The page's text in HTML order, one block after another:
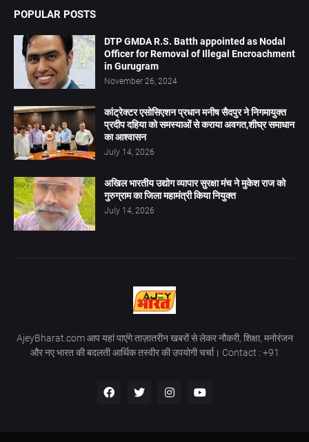
POPULAR POSTS
DTP GMDA R.S. Batth appointed as Nodal
Officer for Removal of Illegal Encroachment
in Gurugram
November 26, 2024
कांट्रेक्टर एसोसिएशन प्रधान मनीष सैदपुर ने निगमायुक्त
प्रदीप दहिया को समस्याओं से कराया अवगत,शीघ्र समाधान
का आश्वासन
July 14, 2026
अखिल भारतीय उद्योग व्यापार सुरक्षा मंच ने मुकेश राज को
गुरुग्राम का जिला महामंत्री किया नियुक्त
July 14, 2026
AjeyBharat.com आप यहां पाएंगे ताज़ातरीन खबरों से लेकर नौकरी, शिक्षा, मनोरंजन
और नए भारत की बदलती आर्थिक तस्वीर की उपयोगी चर्चा। Contact : +91